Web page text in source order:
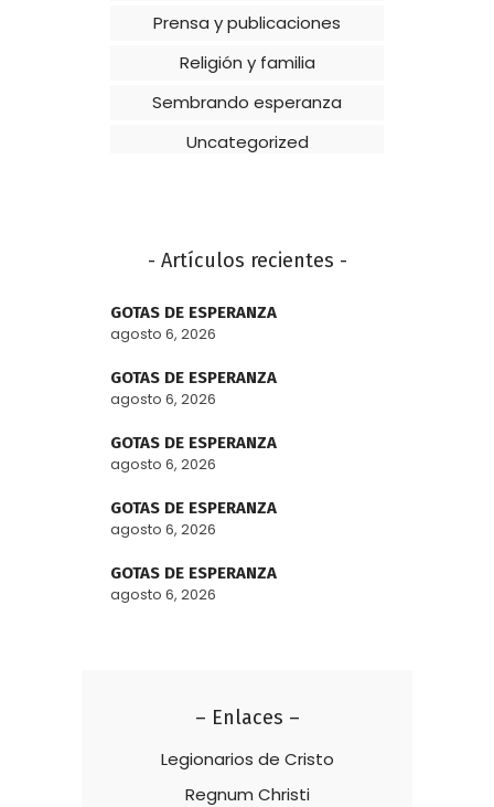
Prensa y publicaciones
Religión y familia
Sembrando esperanza
Uncategorized
- Artículos recientes -
GOTAS DE ESPERANZA
agosto 6, 2026
GOTAS DE ESPERANZA
agosto 6, 2026
GOTAS DE ESPERANZA
agosto 6, 2026
GOTAS DE ESPERANZA
agosto 6, 2026
GOTAS DE ESPERANZA
agosto 6, 2026
– Enlaces –
Legionarios de Cristo
Regnum Christi